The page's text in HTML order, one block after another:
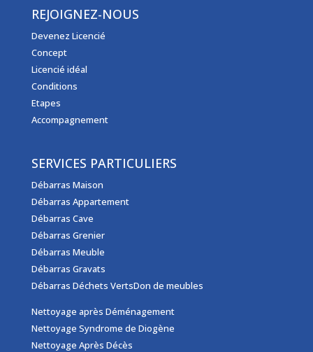
REJOIGNEZ-NOUS
Devenez Licencié
Concept
Licencié idéal
Conditions
Etapes
Accompagnement
SERVICES PARTICULIERS
Débarras Maison
Débarras Appartement
Débarras Cave
Débarras Grenier
Débarras Meuble
Débarras Gravats
Débarras Déchets VertsDon de meubles
Nettoyage après Déménagement
Nettoyage Syndrome de Diogène
Nettoyage Après Décès